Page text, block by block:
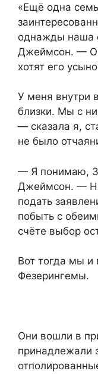
«Ещё одна
однажды наша
Джеймсон. —
хотят его
У меня внутри
близки. Мы с
— сказала я,
не было
— Я понимаю,
Джеймсон. —
подать
побыть с
счёте выбор
Вот тогда мы и
Фезерингемы.
Они вошли в
принадлежали